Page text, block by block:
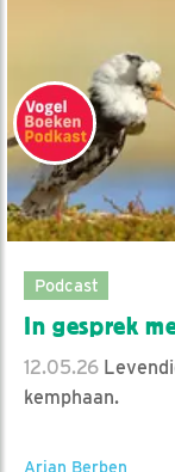
Podcast
In gesprek
12.05.26
kemphaan.
Arjan Berben